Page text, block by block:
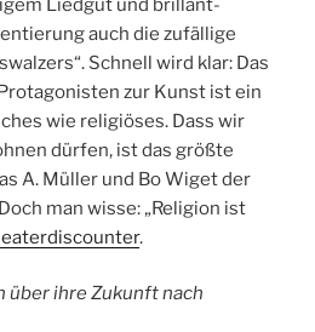
Liedgut und brillant-
auch die zufällige
Schnell wird klar: Das
zur Kunst ist ein
wie religiöses. Dass wir
dürfen, ist das größte
A. Müller und Bo Wiget der
man wisse: „Religion ist
.
über ihre Zukunft nach